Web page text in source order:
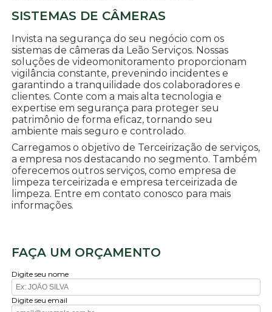
SISTEMAS DE CÂMERAS
Invista na segurança do seu negócio com os
sistemas de câmeras da Leão Serviços. Nossas
soluções de videomonitoramento proporcionam
vigilância constante, prevenindo incidentes e
garantindo a tranquilidade dos colaboradores e
clientes. Conte com a mais alta tecnologia e
expertise em segurança para proteger seu
patrimônio de forma eficaz, tornando seu
ambiente mais seguro e controlado.
Carregamos o objetivo de Terceirização de serviços,
a empresa nos destacando no segmento. Também
oferecemos outros serviços, como empresa de
limpeza terceirizada e empresa terceirizada de
limpeza. Entre em contato conosco para mais
informações.
FAÇA UM ORÇAMENTO
Digite seu nome
Digite seu email